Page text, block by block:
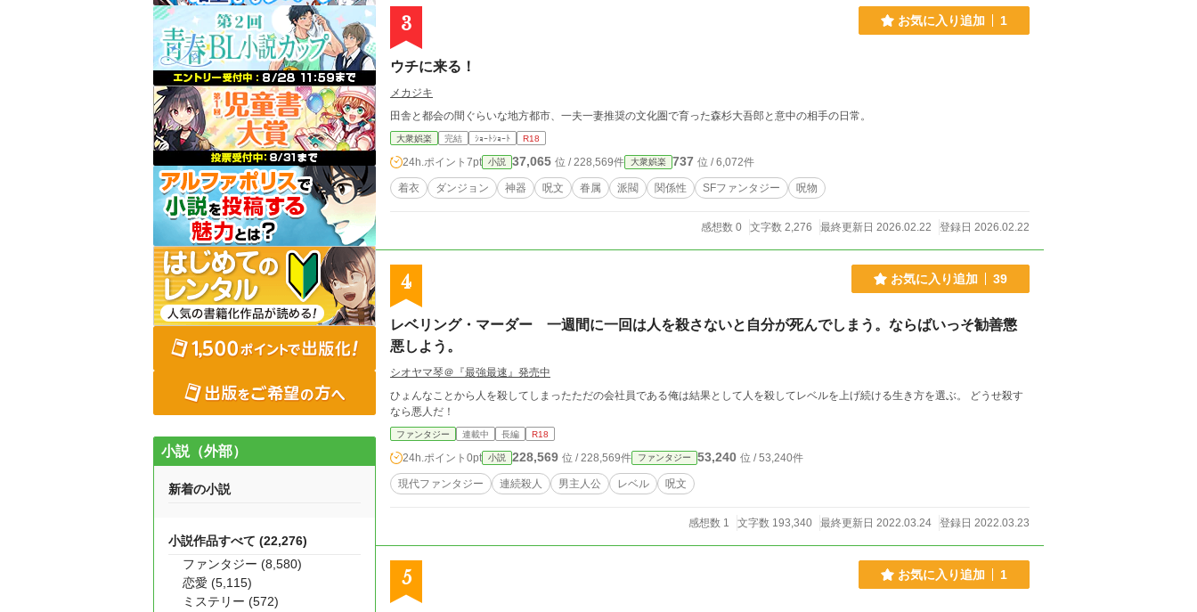
3 お気に入り追加 1
ウチに来る！
メカジキ
田舎と都会の間ぐらいな地方都市、一夫一妻推奨の文化圏で育った森杉大吾郎と意中の相手の日常。
大衆娯楽 完結 ｼｮｰﾄｼｮｰﾄ R18
24h.ポイント 7pt 小説 37,065 位 / 228,569件 大衆娯楽 737 位 / 6,072件
着衣 ダンジョン 神器 呪文 眷属 派閥 関係性 SFファンタジー 呪物
感想数 0 文字数 2,276 最終更新日 2026.02.22 登録日 2026.02.22
4 お気に入り追加 39
レベリング・マーダー 一週間に一回は人を殺さないと自分が死んでしまう。ならばいっそ勧善懲
悪しよう。
シオヤマ琴＠『最強最速』発売中
ひょんなことから人を殺してしまったただの会社員である俺は結果として人を殺してレベルを上げ続ける生き方を選ぶ。 どうせ殺す
なら悪人だ！
ファンタジー 連載中 長編 R18
24h.ポイント 0pt 小説 228,569 位 / 228,569件 ファンタジー 53,240 位 / 53,240件
現代ファンタジー 連続殺人 男主人公 レベル 呪文
感想数 1 文字数 193,340 最終更新日 2022.03.24 登録日 2022.03.23
5 お気に入り追加 1
小説（外部）
新着の小説
小説作品すべて (22,276)
ファンタジー (8,580)
恋愛 (5,115)
ミステリー (572)